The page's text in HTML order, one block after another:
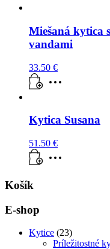
Miešaná kytica
vandami
33.50 €
Kytica Susana
51.50 €
Košík
E-shop
Kytice (23)
Príležitostné